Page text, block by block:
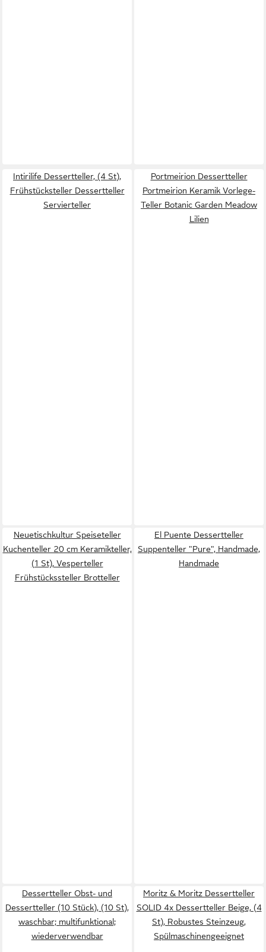
Intirilife Dessertteller, (4 St),
Frühstücksteller Dessertteller
Servierteller
Portmeirion Dessertteller
Portmeirion Keramik Vorlege-
Teller Botanic Garden Meadow
Lilien
Neuetischkultur Speiseteller
Kuchenteller 20 cm Keramikteller,
(1 St), Vesperteller
Frühstückssteller Brotteller
El Puente Dessertteller
Suppenteller "Pure", Handmade,
Handmade
Dessertteller Obst- und
Dessertteller (10 Stück), (10 St),
waschbar; multifunktional;
wiederverwendbar
Moritz & Moritz Dessertteller
SOLID 4x Dessertteller Beige, (4
St), Robustes Steinzeug,
Spülmaschinengeeignet